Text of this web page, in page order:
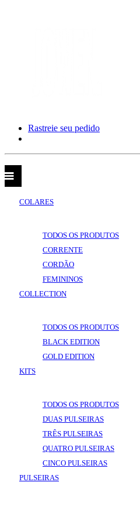
Rastreie seu pedido
COLARES
TODOS OS PRODUTOS
CORRENTE
CORDÃO
FEMININOS
COLLECTION
TODOS OS PRODUTOS
BLACK EDITION
GOLD EDITION
KITS
TODOS OS PRODUTOS
DUAS PULSEIRAS
TRÊS PULSEIRAS
QUATRO PULSEIRAS
CINCO PULSEIRAS
PULSEIRAS